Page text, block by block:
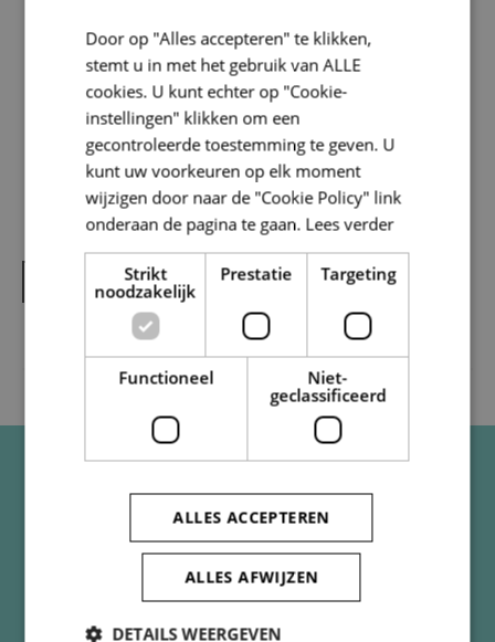
STEL JE VRAAG AAN HET ENERGIEHUIS
Hoe kunnen we je helpen?
Neem contact op met Energiehuis SOLVA met al
Door op "Alles accepteren" te klikken,
stemt u in met het gebruik van ALLE
cookies. U kunt echter op "Cookie-
instellingen" klikken om een
gecontroleerde toestemming te geven. U
kunt uw voorkeuren op elk moment
wijzigen door naar de "Cookie Policy" link
onderaan de pagina te gaan. Lees verder
Strikt
noodzakelijk
Prestatie Targeting
Functioneel
Niet-
geclassificeerd
ALLES ACCEPTEREN
ALLES AFWIJZEN
DETAILS WEERGEVEN